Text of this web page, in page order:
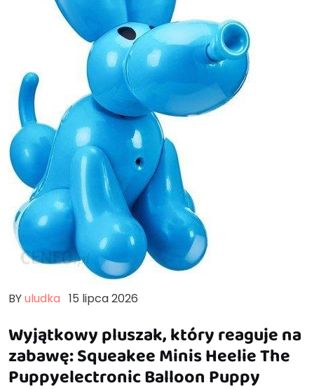
BYuludka 15 lipca 2026
Wyjątkowy pluszak, który reaguje na
zabawę: Squeakee Minis Heelie The
Puppyelectronic Balloon Puppy